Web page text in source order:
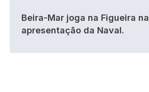
Beira-Mar joga na Figueira na
apresentação da Naval.